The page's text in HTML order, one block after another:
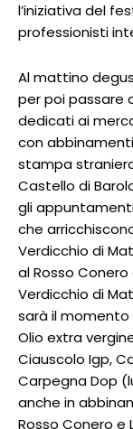
l’iniziativa del
professionisti
Al mattino
per poi passare
dedicati ai
con
stampa
Castello di
gli
che
Verdicchio di
al Rosso
Verdicchio di
sarà il
Olio extra
Ciauscolo Igp,
Carpegna Dop
anche in
Rosso Conero e